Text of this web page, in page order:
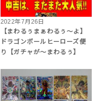
2022年7月26日
【まわるぅまぁわるぅ～よ】
ドラゴンボールヒーローズ便
り【ガチャが～まわるぅ】